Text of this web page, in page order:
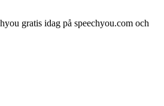
gratis idag på speechyou.com och